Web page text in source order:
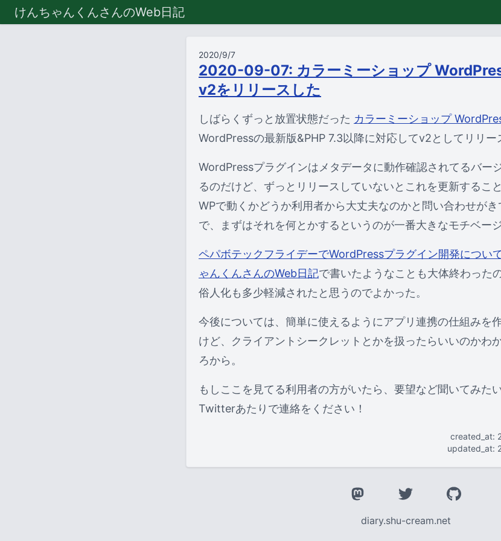
けんちゃんくんさんのWeb日記
2020/9/7
2020-09-07: カラーミーショップ
v2をリリースした
しばらくずっと放置状態だった カラーミーショップ
WordPressの最新版&PHP 7.3以降に対応してv2としてリリー
WordPressプラグインはメタデータに動作確認されてるバー
るのだけど、ずっとリリースしていないとこれを更新するこ
WPで動くかどうか利用者から大丈夫なのかと問い合わせが
で、まずはそれを何とかするというのが一番大きなモチベー
ペパボテックフライデーでWordPressプラグイン開発につい
ゃんくんさんのWeb日記で書いたようなことも大体終わった
俗人化も多少軽減されたと思うのでよかった。
今後については、簡単に使えるようにアプリ連携の仕組みを
けど、クライアントシークレットとかを扱ったらいいのかわ
ろから。
もしここを見てる利用者の方がいたら、要望など聞いてみた
Twitterあたりで連絡をください！
created_at:
updated_at:
diary.shu-cream.net